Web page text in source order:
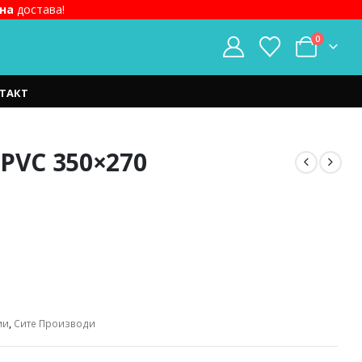
достава!
0
350×270
, Сите Производи